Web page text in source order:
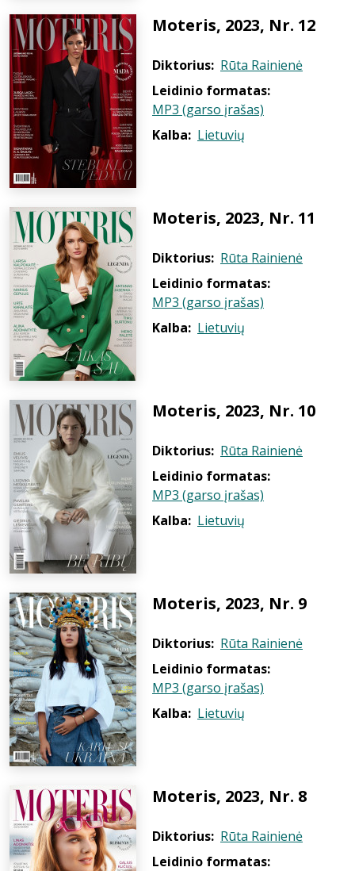
Moteris, 2023, Nr. 12
Diktorius: Rūta Rainienė
Leidinio formatas:
MP3 (garso įrašas)
Kalba: Lietuvių
Moteris, 2023, Nr. 11
Diktorius: Rūta Rainienė
Leidinio formatas:
MP3 (garso įrašas)
Kalba: Lietuvių
Moteris, 2023, Nr. 10
Diktorius: Rūta Rainienė
Leidinio formatas:
MP3 (garso įrašas)
Kalba: Lietuvių
Moteris, 2023, Nr. 9
Diktorius: Rūta Rainienė
Leidinio formatas:
MP3 (garso įrašas)
Kalba: Lietuvių
Moteris, 2023, Nr. 8
Diktorius: Rūta Rainienė
Leidinio formatas: